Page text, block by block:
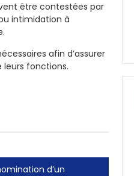
être contestées par
intimidation à
afin d’assurer
leurs fonctions.
d’un